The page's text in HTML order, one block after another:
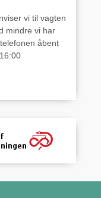
vi til vagten
mindre vi har
åbent